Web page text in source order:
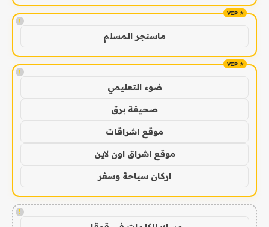
!
ماسنجر المسلم
!
ضوء التعليمي
صحيفة برق
موقع اشراقات
موقع اشراق اون لاين
اركان سياحة وسفر
!